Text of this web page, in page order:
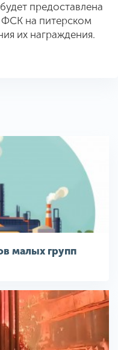
предоставлена
ФСК на питерском
их награждения.
малых групп